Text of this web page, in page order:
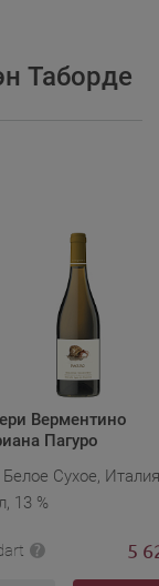
Таборде
Верментино
Пагуро
Сухое,
13 %
5